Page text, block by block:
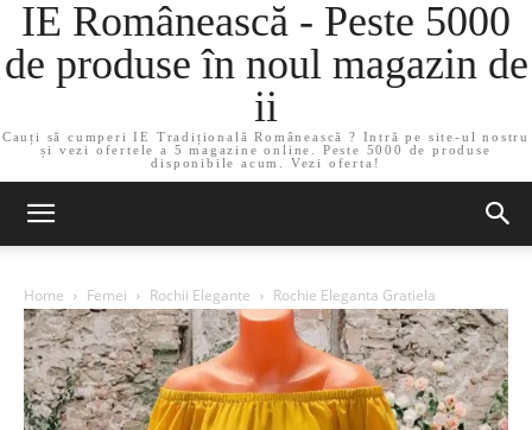
IE Românească - Peste 5000
de produse în noul magazin de
ii
Cauți să cumperi IE Tradițională Românească ? Intră pe site-ul nostru
și vezi ofertele a 5 magazine online. Peste 5000 de produse
disponibile acum. Vezi oferta!
Home Femei Rochii Elegante Rochie Eleganta Gratiela